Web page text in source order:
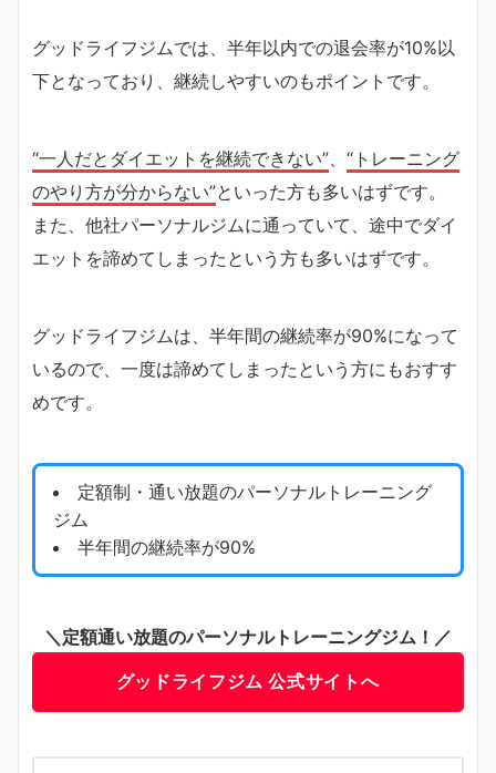
グッドライフジムでは、半年以内での退会率が10%以
下となっており、継続しやすいのもポイントです。
“一人だとダイエットを継続できない”
“トレーニング
のやり方が分からない”といった方も多いはずです。
また、他社パーソナルジムに通っていて、途中でダイ
エットを諦めてしまったという方も多いはずです。
グッドライフジムは、半年間の継続率が90%になって
いるので、一度は諦めてしまったという方にもおすす
めです。
定額制・通い放題のパーソナルトレーニング
ジム
半年間の継続率が90%
＼定額通い放題のパーソナルトレーニングジム！／
グッドライフジム 公式サイトへ